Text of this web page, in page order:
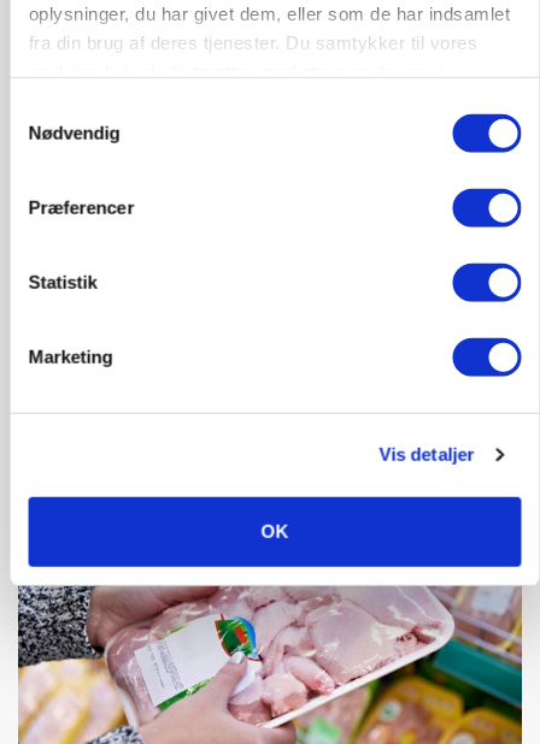
oplysninger, du har givet dem, eller som de har indsamlet
fra din brug af deres tjenester. Du samtykker til vores
Nødvendig
Præferencer
Statistik
Marketing
Vis detaljer
OK
9670, Løgstør 03. aug.
Fra mark til mur: Byggeriet kan åbne nyt